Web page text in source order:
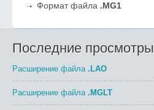
Формат файла .MG1
Последние просмотры
Расширение файла .LAO
Расширение файла .MGLT